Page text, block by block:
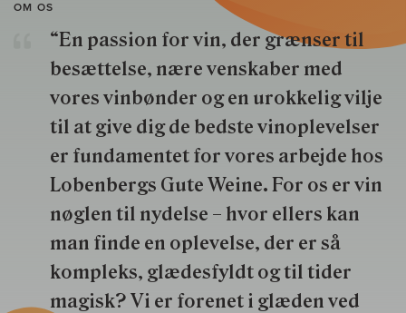
OM OS
“En passion for vin, der grænser til
besættelse, nære venskaber med
vores vinbønder og en urokkelig vilje
til at give dig de bedste vinoplevelser
er fundamentet for vores arbejde hos
Lobenbergs Gute Weine. For os er vin
nøglen til nydelse – hvor ellers kan
man finde en oplevelse, der er så
kompleks, glædesfyldt og til tider
magisk? Vi er forenet i glæden ved